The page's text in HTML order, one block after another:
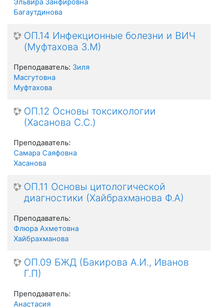
Эльвира Занфировна
Багаутдинова
ОП.14 Инфекционные болезни и ВИЧ
(Муфтахова З.М)
Преподаватель: Зиля
Масгутовна
Муфтахова
ОП.12 Основы токсикологии
(Хасанова С.С.)
Преподаватель:
Самара Саяфовна
Хасанова
ОП.11 Основы цитологической
диагностики (Хайбрахманова Ф.А)
Преподаватель:
Флюра Ахметовна
Хайбрахманова
ОП.09 БЖД (Бакирова А.И., Иванов
Г.П)
Преподаватель:
Анастасия